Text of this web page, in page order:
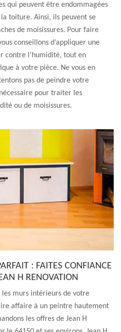
qui peuvent être endommagées
toiture. Ainsi, ils peuvent se
de moisissures. Pour faire
conseillons d’appliquer une
contre l’humidité, tout en
à votre pièce. Ne vous en
pas de peindre votre
pour traiter les
ou de moisissures.
: FAITES CONFIANCE
H RENOVATION
les murs intérieurs de votre
affaire à un peintre hautement
les offres de Jean H